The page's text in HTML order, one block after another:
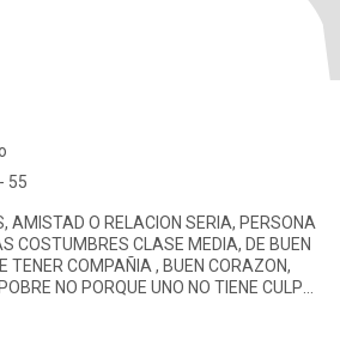
55
AMISTAD O RELACION SERIA, PERSONA
COSTUMBRES CLASE MEDIA, DE BUEN
TENER COMPAÑIA , BUEN CORAZON,
NO PORQUE UNO NO TIENE CULPA